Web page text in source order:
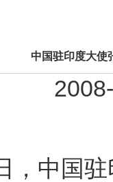
中国驻印度大使
中国驻